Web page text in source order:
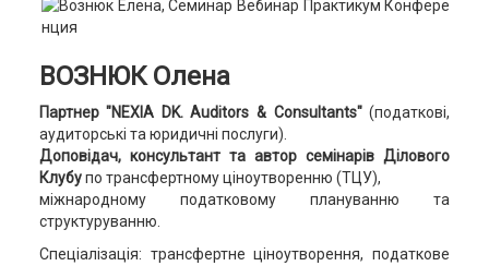
ВОЗНЮК Олена
Партнер "NEXIA DK. Auditors & Consultants"(податкові,
аудиторські та юридичні послуги).
Доповідач, консультант та автор семінарів Ділового
Клубупо трансфертному ціноутворенню (ТЦУ),
міжнародному податковому плануванню та
структуруванню.
Спеціалізація: трансфертне ціноутворення, податкове